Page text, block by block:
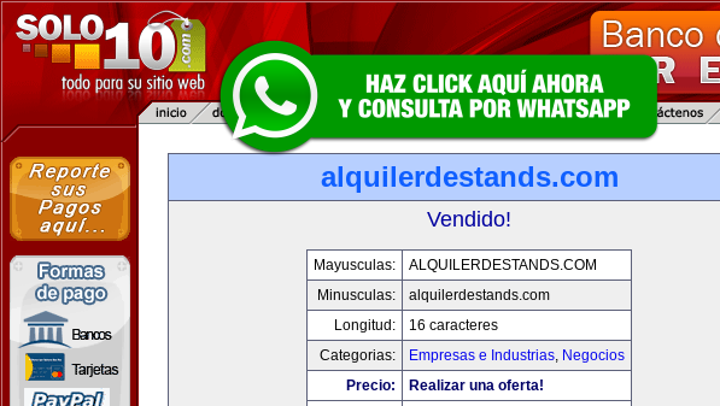
alquilerdestands.com
Vendido!
Mayusculas:
ALQUILERDESTANDS.COM
Minusculas:
alquilerdestands.com
Longitud:
16 caracteres
Categorias:
Empresas e Industrias, Negocios
Precio:
Realizar una oferta!